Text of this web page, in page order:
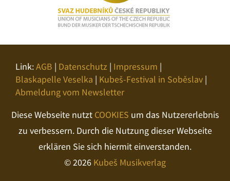
Link:AGB | Datenschutz | Impressum |
Blaskapelle Veselka | Kubeš-Festival in Soběslav |
Abmeldung vom Newsletter
Diese Webseite nutzt COOKIES um das Nutzererlebnis
zu verbessern. Durch die Nutzung dieser Webseite
erklären Sie sich hiermit einverstanden.
© 2026 Kubeš Musikverlag